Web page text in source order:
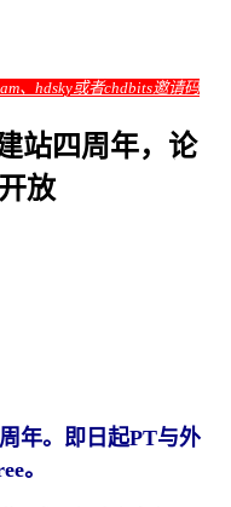
、hdsky或者chdbits邀请码
站四周年，论
放
年。即日起PT与外
。